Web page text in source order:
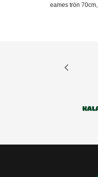
eames tròn 70cm,